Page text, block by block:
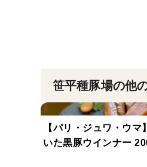
笹平種豚場の他
【パリ・ジュワ・ウマ
いた黒豚ウインナー